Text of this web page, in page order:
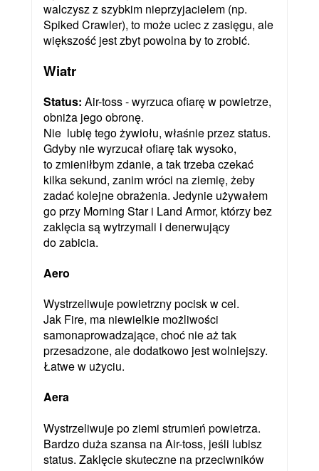
walczysz z szybkim nieprzyjacielem (np.
Spiked Crawler), to może uciec z zasięgu, ale
większość jest zbyt powolna by to zrobić.
Wiatr
Status: Air-toss - wyrzuca ofiarę w powietrze,
obniża jego obronę.
Nie lubię tego żywiołu, właśnie przez status.
Gdyby nie wyrzucał ofiarę tak wysoko,
to zmieniłbym zdanie, a tak trzeba czekać
kilka sekund, zanim wróci na ziemię, żeby
zadać kolejne obrażenia. Jedynie używałem
go przy Morning Star i Land Armor, którzy bez
zaklęcia są wytrzymali i denerwujący
do zabicia.
Aero
Wystrzeliwuje powietrzny pocisk w cel.
Jak Fire, ma niewielkie możliwości
samonaprowadzające, choć nie aż tak
przesadzone, ale dodatkowo jest wolniejszy.
Łatwe w użyciu.
Aera
Wystrzeliwuje po ziemi strumień powietrza.
Bardzo duża szansa na Air-toss, jeśli lubisz
status. Zaklęcie skuteczne na przeciwników